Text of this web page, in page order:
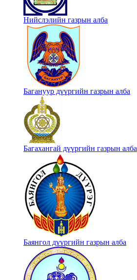
Нийслэлийн газрын алба
Багануур дүүргийн газрын алба
Багахангай дүүргийн газрын алба
Баянгол дүүргийн газрын алба